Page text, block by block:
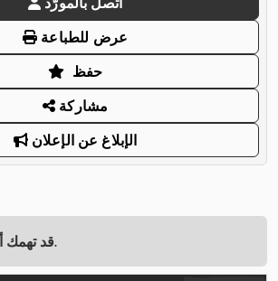
عرض للطباعة
حفظ
مشاركة
الإبلاغ عن الإعلان
قد تهمك أيضًا هذه الإعلانات.